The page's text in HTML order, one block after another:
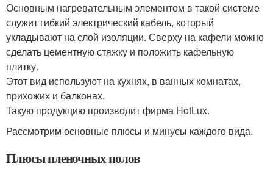
Основным нагревательным элементом в такой системе
служит гибкий электрический кабель, который
укладывают на слой изоляции. Сверху на кафели можно
сделать цементную стяжку и положить кафельную
плитку.
Этот вид используют на кухнях, в ванных комнатах,
прихожих и балконах.
Такую продукцию производит фирма HotLux.
Рассмотрим основные плюсы и минусы каждого вида.
Плюсы пленочных полов